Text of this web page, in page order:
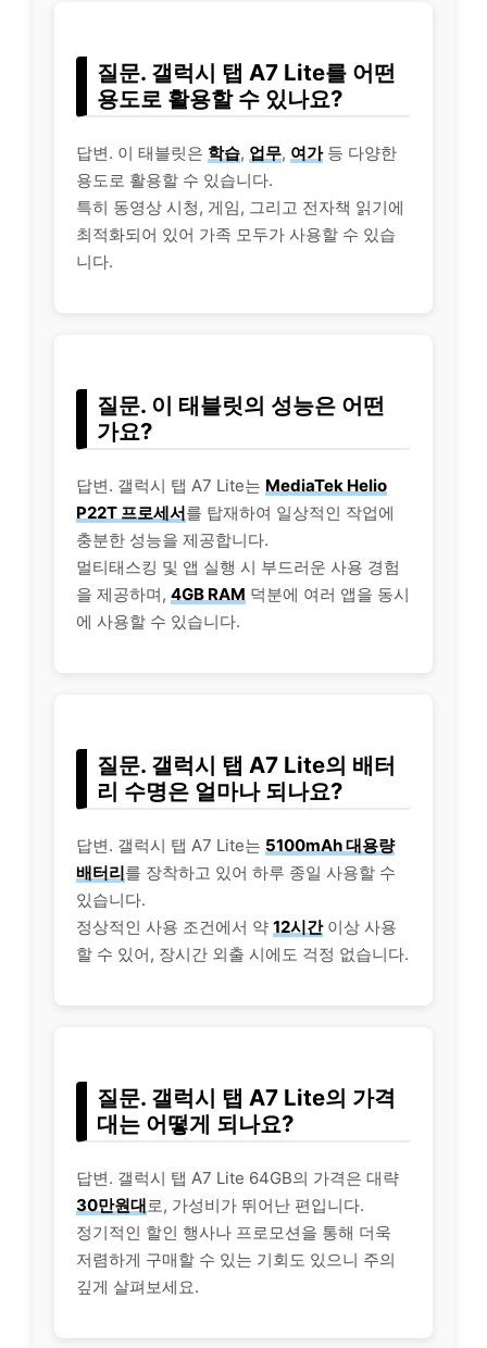
질문. 갤럭시 탭 A7 Lite를 어떤
용도로 활용할 수 있나요?
답변. 이 태블릿은 학습, 업무, 여가등 다양한
용도로 활용할 수 있습니다.
특히 동영상 시청, 게임, 그리고 전자책 읽기에
최적화되어 있어 가족 모두가 사용할 수 있습
니다.
질문. 이 태블릿의 성능은 어떤
가요?
답변. 갤럭시 탭 A7 Lite는 MediaTek Helio
P22T 프로세서를 탑재하여 일상적인 작업에
충분한 성능을 제공합니다.
멀티태스킹 및 앱 실행 시 부드러운 사용 경험
을 제공하며, 4GB RAM 덕분에 여러 앱을 동시
에 사용할 수 있습니다.
질문. 갤럭시 탭 A7 Lite의 배터
리 수명은 얼마나 되나요?
답변. 갤럭시 탭 A7 Lite는 5100mAh 대용량
배터리를 장착하고 있어 하루 종일 사용할 수
있습니다.
정상적인 사용 조건에서 약 12시간이상 사용
할 수 있어, 장시간 외출 시에도 걱정 없습니다.
질문. 갤럭시 탭 A7 Lite의 가격
대는 어떻게 되나요?
답변. 갤럭시 탭 A7 Lite 64GB의 가격은 대략
30만원대로, 가성비가 뛰어난 편입니다.
정기적인 할인 행사나 프로모션을 통해 더욱
저렴하게 구매할 수 있는 기회도 있으니 주의
깊게 살펴보세요.